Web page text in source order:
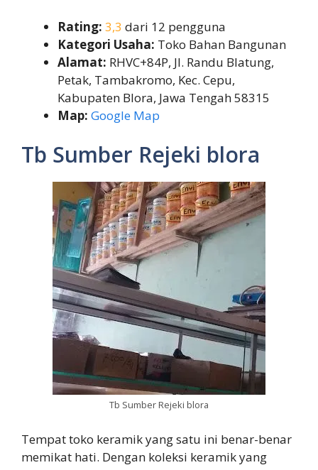
Rating: 3,3 dari 12 pengguna
Kategori Usaha: Toko Bahan Bangunan
Alamat: RHVC+84P, Jl. Randu Blatung,
Petak, Tambakromo, Kec. Cepu,
Kabupaten Blora, Jawa Tengah 58315
Map: Google Map
Tb Sumber Rejeki blora
Tb Sumber Rejeki blora
Tempat toko keramik yang satu ini benar-benar
memikat hati. Dengan koleksi keramik yang